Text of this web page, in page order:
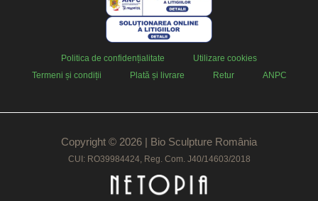
Politica de confidențialitate
Utilizare cookies
Termeni și condiții
Plată și livrare Retur ANPC
Copyright © 2026 | Bio Sculpture România
CUI: RO39984424, Reg. Com. J40/14603/2018